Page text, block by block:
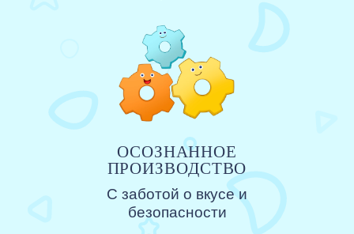
ОСОЗНАННОЕ
ПРОИЗВОДСТВО
С заботой о вкусе и
безопасности